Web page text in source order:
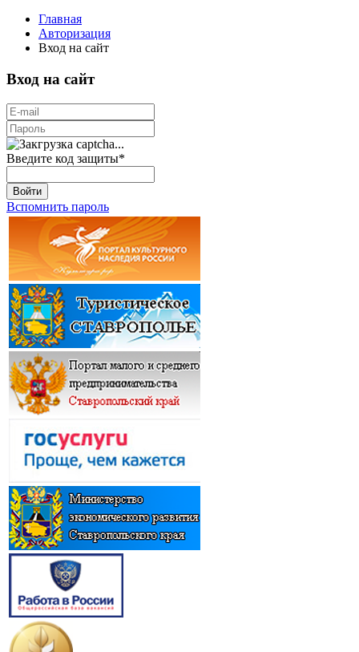
Главная
Авторизация
Вход на сайт
Вход на сайт
Введите код защиты*
Войти
Вспомнить пароль